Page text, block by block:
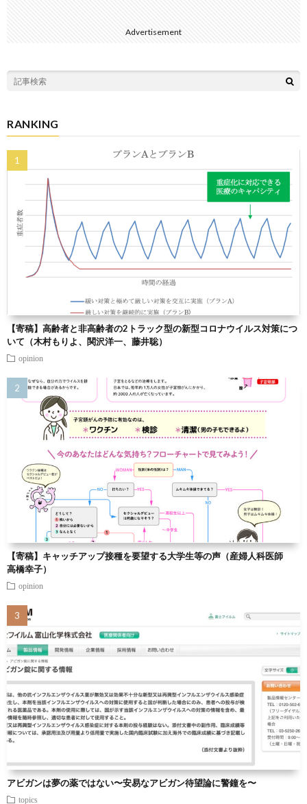
Advertisement
RANKING
【寄稿】高齢者と非高齢者の2トラック型の新型コロナウイルス対策につ
いて（木村もりよ、関沢洋一、藤井聡）
opinion
【寄稿】キャッチアップ接種を要望する大学生等の声（産婦人科医師
高橋幸子）
opinion
アビガンは夢の薬ではない〜安易なアビガン待望論に警鐘を〜
topics